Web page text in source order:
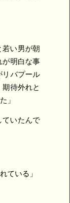
若い男が朝
が明白な事
リバプール
待外れと
」
ていたんで
ている」